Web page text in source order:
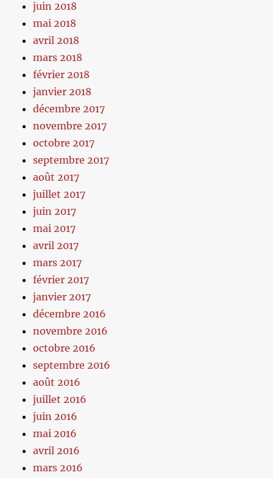
juin 2018
mai 2018
avril 2018
mars 2018
février 2018
janvier 2018
décembre 2017
novembre 2017
octobre 2017
septembre 2017
août 2017
juillet 2017
juin 2017
mai 2017
avril 2017
mars 2017
février 2017
janvier 2017
décembre 2016
novembre 2016
octobre 2016
septembre 2016
août 2016
juillet 2016
juin 2016
mai 2016
avril 2016
mars 2016